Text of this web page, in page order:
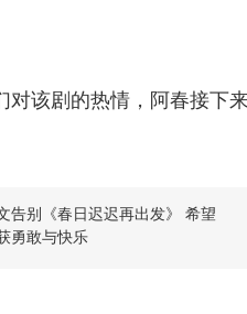
对该剧的热情，阿春接下
告别《春日迟迟再出发》 希望
勇敢与快乐